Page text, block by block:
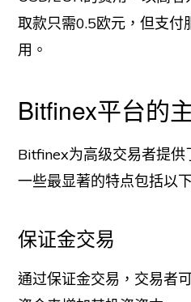
取款只需0.5欧元，但支付
用。
Bitfinex平台的
Bitfinex为高级交易者提
一些最显著的特点包括以
保证金交易
通过保证金交易，交易者